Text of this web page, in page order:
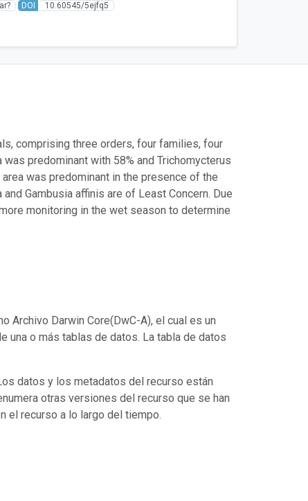
DOI 10.60545/5ejfq5
comprising three orders, four families, four
predominant with 58% and Trichomycterus
was predominant in the presence of the
Gambusia affinis are of Least Concern. Due
monitoring in the wet season to determine
Darwin Core(DwC-A), el cual es un
una o más tablas de datos. La tabla de datos
datos y los metadatos del recurso están
otras versiones del recurso que se han
el recurso a lo largo del tiempo.